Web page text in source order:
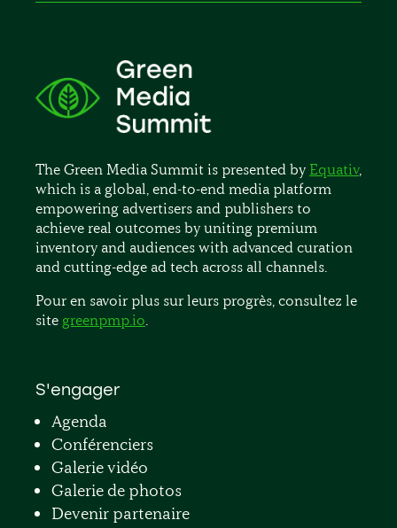
The Green Media Summit is presented by Equativ,
which is a global, end-to-end media platform
empowering advertisers and publishers to
achieve real outcomes by uniting premium
inventory and audiences with advanced curation
and cutting-edge ad tech across all channels.
Pour en savoir plus sur leurs progrès, consultez le
site greenpmp.io
S'engager
Agenda
Conférenciers
Galerie vidéo
Galerie de photos
Devenir partenaire